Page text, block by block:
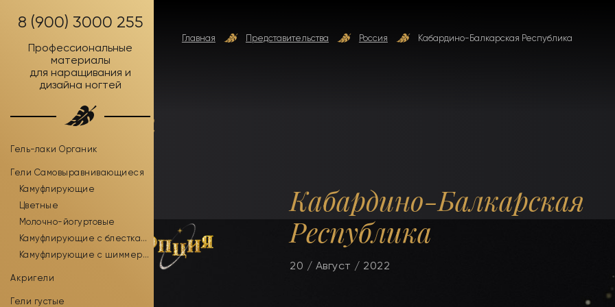
Главная Представительства Россия Кабардино-Балкарская Республика
8 (900) 3000 255
Профессиональные
материалы
для наращивания и
дизайна ногтей
Гель-лаки Органик
Гели Самовыравнивающиеся
Камуфлирующие
Цветные
Молочно-йогуртовые
Камуфлирующие с блестками
Камуфлирующие с шиммером
Акригели
Гели густые
Россия
Кабардино-Балкарская
Республика
20 / Август / 2022